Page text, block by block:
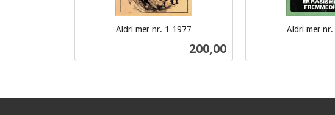
Aldri mer nr. 1 1977
Pris
200,00
Aldri mer